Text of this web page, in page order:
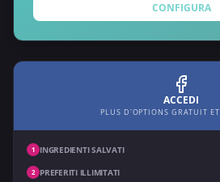
CONFIGURA
ACCEDI
PLUS D'OPTIONS GRATUIT
1 INGREDIENTI SALVATI
2 PREFERITI ILLIMITATI